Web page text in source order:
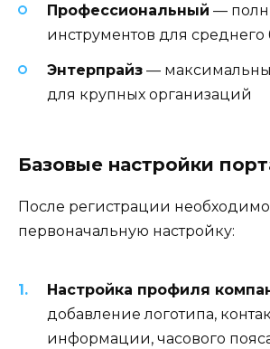
Профессиональный —
инструментов для среднего
Энтерпрайз —
для крупных организаций
Базовые настройки
После регистрации
первоначальную настройку:
Настройка профиля
добавление логотипа,
информации, часового